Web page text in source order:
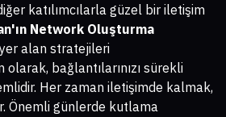
katılımcılarla güzel bir iletişim
Network Oluşturma
alan stratejileri
bağlantılarınızı sürekli
Her zaman iletişimde kalmak,
Önemli günlerde kutlama